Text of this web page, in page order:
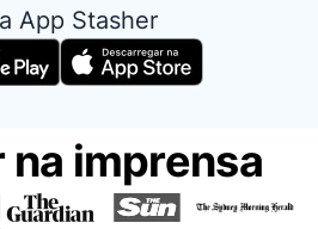
App Stasher
na imprensa